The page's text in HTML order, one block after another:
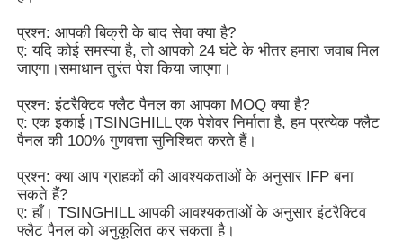
इंटरैक्टिव फ्लैट पैनल
क्षैतिज टच स्क्रीन कियोस्क
आईआर इंटरएक्टिव व्हाइटबोर्ड
बुद्धिमान ब्लैकबोर्ड
प्रश्न: आपकी बिक्री के बाद सेवा क्या है?
ए: यदि कोई समस्या है, तो आपको 24 घंटे के भीतर हमारा जवाब मिल
जाएगा।समाधान तुरंत पेश किया जाएगा।
प्रश्न: इंटरैक्टिव फ्लैट पैनल का आपका MOQ क्या है?
ए: एक इकाई।TSINGHILL एक पेशेवर निर्माता है, हम प्रत्येक फ्लैट
पैनल की 100% गुणवत्ता सुनिश्चित करते हैं।
प्रश्न: क्या आप ग्राहकों की आवश्यकताओं के अनुसार IFP बना
सकते हैं?
ए: हाँ। TSINGHILL आपकी आवश्यकताओं के अनुसार इंटरैक्टिव
फ्लैट पैनल को अनुकूलित कर सकता है।